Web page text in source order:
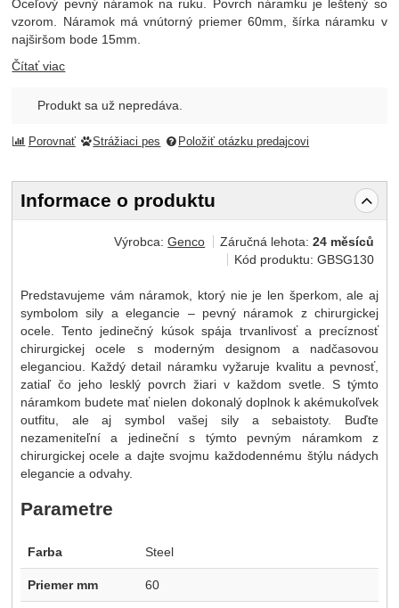
Oceľový pevný náramok na ruku. Povrch náramku je leštený so
vzorom. Náramok má vnútorný priemer 60mm, šírka náramku v
najširšom bode 15mm.
Čítať viac
Produkt sa už nepredáva.
Porovnať Strážiaci pes Položiť otázku predajcovi
Informace o produktu
Výrobca:Genco Záručná lehota:24 měsíců
Kód produktu:GBSG130
Predstavujeme vám náramok, ktorý nie je len šperkom, ale aj
symbolom sily a elegancie – pevný náramok z chirurgickej
ocele. Tento jedinečný kúsok spája trvanlivosť a precíznosť
chirurgickej ocele s moderným designom a nadčasovou
eleganciou. Každý detail náramku vyžaruje kvalitu a pevnosť,
zatiaľ čo jeho lesklý povrch žiari v každom svetle. S týmto
náramkom budete mať nielen dokonalý doplnok k akémukoľvek
outfitu, ale aj symbol vašej sily a sebaistoty. Buďte
nezameniteľní a jedineční s týmto pevným náramkom z
chirurgickej ocele a dajte svojmu každodennému štýlu nádych
elegancie a odvahy.
Parametre
Farba Steel
Priemer mm 60